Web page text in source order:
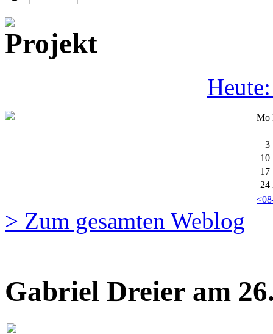
Mo
> Zum gesamten Weblog